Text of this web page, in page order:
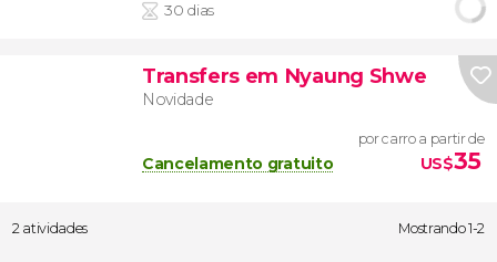
30 dias
Transfers em Nyaung Shwe
Novidade
Cancelamento gratuito
por carro a partir de
US$35
2 atividades Mostrando 1-2